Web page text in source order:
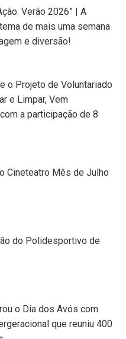
Verão 2026” | A
de mais uma semana
e diversão!
o Projeto de Voluntariado
e Limpar, Vem
a participação de 8
Cineteatro Mês de Julho
do Polidesportivo de
o Dia dos Avós com
que reuniu 400